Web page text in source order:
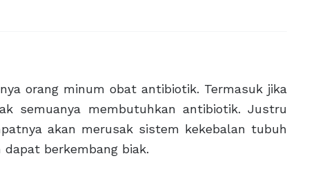
orang minum obat antibiotik. Termasuk jika
semuanya membutuhkan antibiotik. Justru
akan merusak sistem kekebalan tubuh
berkembang biak.